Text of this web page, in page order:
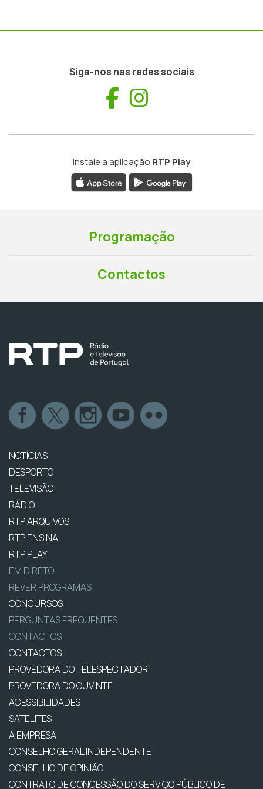
Siga-nos nas redes sociais
Facebook
Instale a aplicação RTP Play
Programação
Contactos
NOTÍCIAS
DESPORTO
TELEVISÃO
RÁDIO
RTP ARQUIVOS
RTP ENSINA
RTP PLAY
EM DIRETO
REVER PROGRAMAS
CONCURSOS
PERGUNTAS FREQUENTES
CONTACTOS
CONTACTOS
PROVEDORA DO TELESPECTADOR
PROVEDORA DO OUVINTE
ACESSIBILIDADES
SATÉLITES
A EMPRESA
CONSELHO GERAL INDEPENDENTE
CONSELHO DE OPINIÃO
CONTRATO DE CONCESSÃO DO SERVIÇO PÚBLICO DE